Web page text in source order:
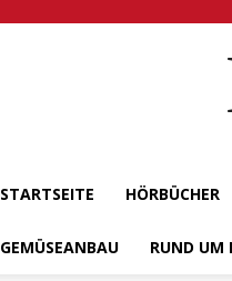
STARTSEITE HÖRBÜCHER
GEMÜSEANBAU RUND UM